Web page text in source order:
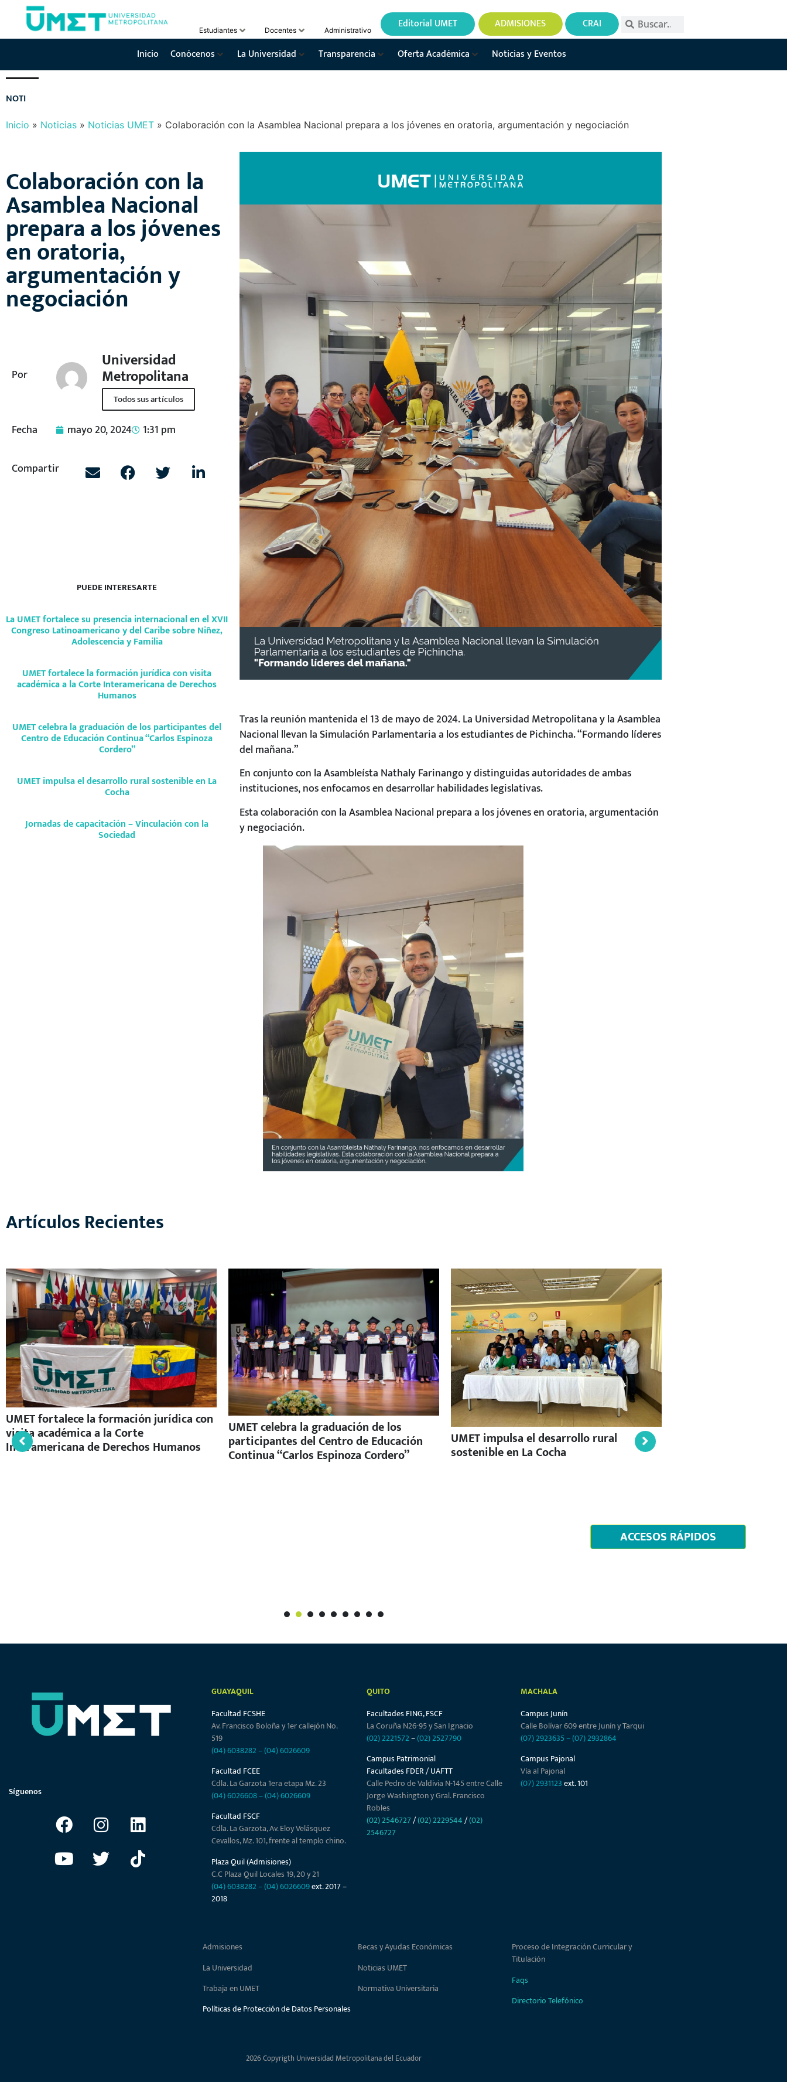
ACCESOS RÁPIDOS
Estudiantes Docentes Administrativo Editorial UMET ADMISIONES
CRAI
Inicio
Conócenos La Universidad Transparencia Oferta Académica Noticias y Eventos
NOTI
Inicio » Noticias » Noticias UMET » Colaboración con la Asamblea Nacional prepara a los jóvenes en oratoria, argumentación y negociación
Colaboración con la
Asamblea Nacional
prepara a los jóvenes
en oratoria,
argumentación y
negociación
Por
Universidad
Metropolitana
Todos sus artículos
Fecha mayo 20, 2024 1:31 pm
Compartir
PUEDE INTERESARTE
La UMET fortalece su presencia internacional en el XVII
Congreso Latinoamericano y del Caribe sobre Niñez,
Adolescencia y Familia
UMET fortalece la formación jurídica con visita
académica a la Corte Interamericana de Derechos
Humanos
UMET celebra la graduación de los participantes del
Centro de Educación Continua “Carlos Espinoza
Cordero”
UMET impulsa el desarrollo rural sostenible en La
Cocha
Jornadas de capacitación – Vinculación con la
Sociedad
Tras la reunión mantenida el 13 de mayo de 2024. La Universidad Metropolitana y la Asamblea
Nacional llevan la Simulación Parlamentaria a los estudiantes de Pichincha. “Formando líderes
del mañana.”
En conjunto con la Asambleísta Nathaly Farinango y distinguidas autoridades de ambas
instituciones, nos enfocamos en desarrollar habilidades legislativas.
Esta colaboración con la Asamblea Nacional prepara a los jóvenes en oratoria, argumentación
y negociación.
Artículos Recientes
UMET fortalece la formación jurídica con
visita académica a la Corte
Interamericana de Derechos Humanos
UMET celebra la graduación de los
participantes del Centro de Educación
Continua “Carlos Espinoza Cordero”
UMET impulsa el desarrollo rural
sostenible en La Cocha
1
Síguenos
GUAYAQUIL
Facultad FCSHE
Av. Francisco Boloña y 1er callejón No.
519
(04) 6038282–(04) 6026609
Facultad FCEE
Cdla. La Garzota 1era etapa Mz. 23
(04) 6026608–(04) 6026609
Facultad FSCF
Cdla. La Garzota, Av. Eloy Velásquez
Cevallos, Mz. 101, frente al templo chino.
Plaza Quil (Admisiones)
C.C Plaza Quil Locales 19, 20 y 21
(04) 6038282–(04) 6026609ext. 2017 –
2018
QUITO
Facultades FING, FSCF
La Coruña N26-95 y San Ignacio
(02) 2221572–(02) 2527790
Campus Patrimonial
Facultades FDER / UAFTT
Calle Pedro de Valdivia N-145 entre Calle
Jorge Washington y Gral. Francisco
Robles
(02) 2546727/(02) 2229544/(02)
2546727
MACHALA
Campus Junín
Calle Bolívar 609 entre Junín y Tarqui
(07) 2923635–(07) 2932864
Campus Pajonal
Vía al Pajonal
(07) 2931123ext. 101
Admisiones
La Universidad
Trabaja en UMET
Políticas de Protección de Datos Personales
Becas y Ayudas Económicas
Noticias UMET
Normativa Universitaria
Proceso de Integración Curricular y
Titulación
Faqs
Directorio Telefónico
2026 Copyrigth Universidad Metropolitana del Ecuador